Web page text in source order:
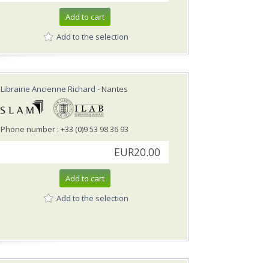
Add to cart
Add to the selection
Librairie Ancienne Richard - Nantes
Phone number : +33 (0)9 53 98 36 93
EUR20.00
Add to cart
Add to the selection